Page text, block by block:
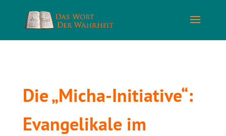
Die „Micha-Initiative“:
Evangelikale im